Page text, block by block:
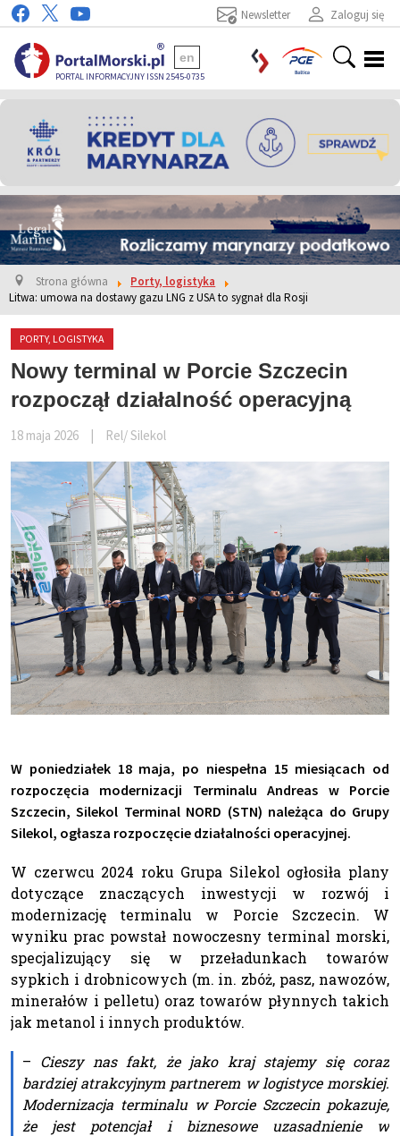
Zaloguj się
Newsletter
PORTAL INFORMACYJNY ISSN 2545-0735
en
Strona główna
Porty, logistyka
Litwa: umowa na dostawy gazu LNG z USA to sygnał dla Rosji
PORTY, LOGISTYKA
Nowy terminal w Porcie Szczecin
rozpoczął działalność operacyjną
18 maja 2026 Rel/ Silekol
W poniedziałek 18 maja, po niespełna 15 miesiącach od
rozpoczęcia modernizacji Terminalu Andreas w Porcie
Szczecin, Silekol Terminal NORD (STN) należąca do Grupy
Silekol, ogłasza rozpoczęcie działalności operacyjnej.
W czerwcu 2024 roku Grupa Silekol ogłosiła plany
dotyczące znaczących inwestycji w rozwój i
modernizację terminalu w Porcie Szczecin. W
wyniku prac powstał nowoczesny terminal morski,
specjalizujący się w przeładunkach towarów
sypkich i drobnicowych (m. in. zbóż, pasz, nawozów,
minerałów i pelletu) oraz towarów płynnych takich
jak metanol i innych produktów.
– Cieszy nas fakt, że jako kraj stajemy się coraz
bardziej atrakcyjnym partnerem w logistyce morskiej.
Modernizacja terminalu w Porcie Szczecin pokazuje,
że jest potencjał i biznesowe uzasadnienie w